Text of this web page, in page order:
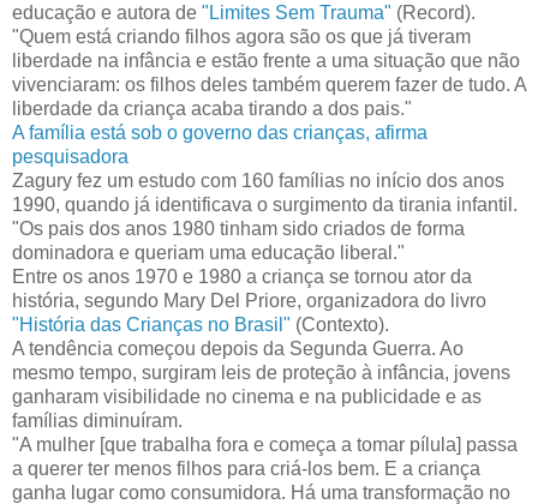
educação e autora de "Limites Sem Trauma" (Record).
"Quem está criando filhos agora são os que já tiveram
liberdade na infância e estão frente a uma situação que não
vivenciaram: os filhos deles também querem fazer de tudo. A
liberdade da criança acaba tirando a dos pais."
A família está sob o governo das crianças, afirma
pesquisadora
Zagury fez um estudo com 160 famílias no início dos anos
1990, quando já identificava o surgimento da tirania infantil.
"Os pais dos anos 1980 tinham sido criados de forma
dominadora e queriam uma educação liberal."
Entre os anos 1970 e 1980 a criança se tornou ator da
história, segundo Mary Del Priore, organizadora do livro
"História das Crianças no Brasil" (Contexto).
A tendência começou depois da Segunda Guerra. Ao
mesmo tempo, surgiram leis de proteção à infância, jovens
ganharam visibilidade no cinema e na publicidade e as
famílias diminuíram.
"A mulher [que trabalha fora e começa a tomar pílula] passa
a querer ter menos filhos para criá-los bem. E a criança
ganha lugar como consumidora. Há uma transformação no